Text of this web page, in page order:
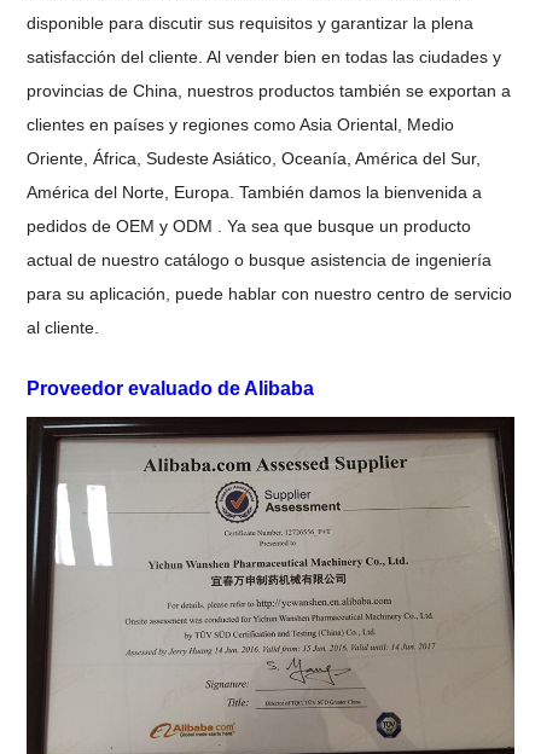
disponible para discutir sus requisitosy garantizar la plena
satisfacción del cliente. Al vender bien en todas las ciudades y
provincias de China, nuestros productos también se exportan a
clientes en países y regiones como Asia Oriental, Medio
Oriente, África, Sudeste Asiático,Oceanía, América del Sur,
América del Norte, Europa. También damos la bienvenida a
pedidos deOEM y ODM .Ya sea que busque un producto
actual de nuestro catálogo o busqueasistencia de ingeniería
para su aplicación, puede hablar con nuestrocentro de servicio
al cliente.
Proveedor evaluado de Alibaba